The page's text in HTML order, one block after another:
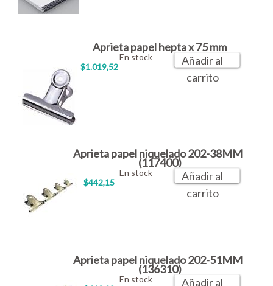
Aprieta papel hepta x 75 mm
$1.019,52
En stock
Añadir al
carrito
Aprieta papel niquelado 202-38MM
(117400)
$442,15
En stock
Añadir al
carrito
Aprieta papel niquelado 202-51MM
(136310)
En stock Añadir al